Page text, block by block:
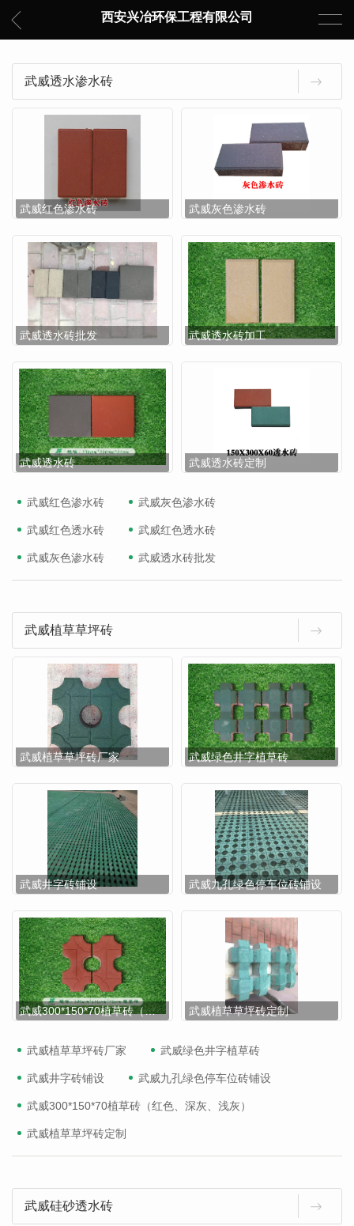
西安兴冶环保工程有限公司
武威透水渗水砖
武威红色渗水砖 武威灰色渗水砖
武威透水砖批发 武威透水砖加工
武威透水砖 武威透水砖定制
武威红色渗水砖 武威灰色渗水砖
武威红色透水砖 武威红色透水砖
武威灰色渗水砖 武威透水砖批发
武威植草草坪砖
武威植草草坪砖厂家 武威绿色井字植草砖
武威井字砖铺设 武威九孔绿色停车位砖铺设
武威300*150*70植草砖（红色、深灰、浅灰） 武威植草草坪砖定制
武威植草草坪砖厂家 武威绿色井字植草砖
武威井字砖铺设 武威九孔绿色停车位砖铺设
武威300*150*70植草砖（红色、深灰、浅灰）
武威植草草坪砖定制
武威硅砂透水砖